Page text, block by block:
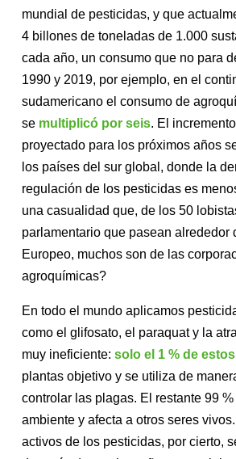
mundial de pesticidas, y que
4 billones de toneladas de 1.000
cada año, un consumo que no para
1990 y 2019, por ejemplo, en el
sudamericano el consumo de
se multiplicó por seis. El
proyectado para los próximos años
los países del sur global, donde la
regulación de los pesticidas es
una casualidad que, de los 50
parlamentario que pasean alrededor
Europeo, muchos son de las
agroquímicas?
En todo el mundo aplicamos
como el glifosato, el paraquat y la
muy ineficiente: solo el 1 % de estos
plantas objetivo y se utiliza de
controlar las plagas. El restante 99
ambiente y afecta a otros seres
activos de los pesticidas, por cierto,